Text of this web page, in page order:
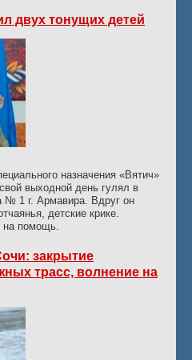
двух тонущих детей
назначения «Вятич»
выходной день гулял в
№ 1 г. Армавира. Вдруг он
детские крике.
помощь.
закрытие
трасс, волнение на